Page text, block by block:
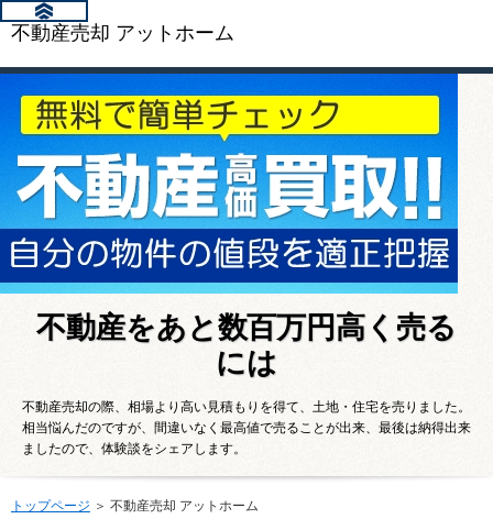
不動産売却 アットホーム
不動産をあと数百万円高く売る
には
不動産売却の際、相場より高い見積もりを得て、土地・住宅を売りました。
相当悩んだのですが、間違いなく最高値で売ることが出来、最後は納得出来
ましたので、体験談をシェアします。
トップページ ＞ 不動産売却 アットホーム